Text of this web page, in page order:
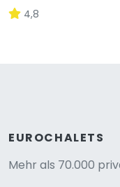
4,8
EUROCHALETS
Mehr als 70.000